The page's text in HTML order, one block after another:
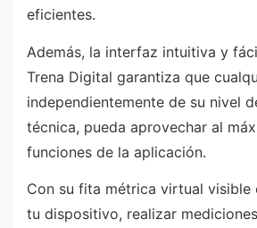
eficientes.
Además, la interfaz intuitiva y
Trena Digital garantiza que
independientemente de su nivel
técnica, pueda aprovechar al
funciones de la aplicación.
Con su fita métrica virtual visible
tu dispositivo, realizar